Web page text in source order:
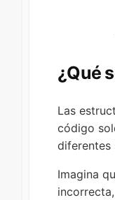
¿Qué
Las
código
diferentes
Imagina